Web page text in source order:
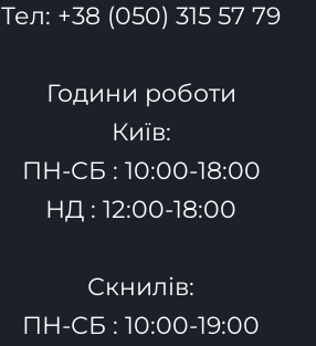
Тел: +38 (050) 315 57 79
Години роботи
Київ:
ПН-СБ : 10:00-18:00
НД : 12:00-18:00
Скнилів:
ПН-СБ : 10:00-19:00